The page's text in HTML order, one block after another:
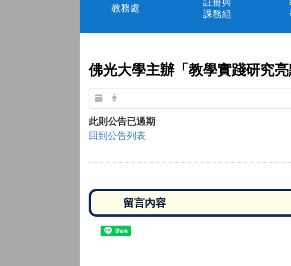
教務處
課務組
佛光大學主辦「教學實踐研究
此則公告已過期
回到公告列表
Share